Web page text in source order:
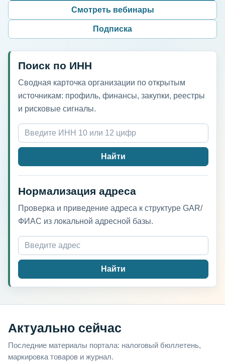
Смотреть вебинары
Подписка
Поиск по ИНН
Сводная карточка организации по открытым
источникам: профиль, финансы, закупки, реестры
и рисковые сигналы.
Найти
Нормализация адреса
Проверка и приведение адреса к структуре GAR/
ФИАС из локальной адресной базы.
Найти
Актуально сейчас
Последние материалы портала: налоговый бюллетень,
маркировка товаров и журнал.